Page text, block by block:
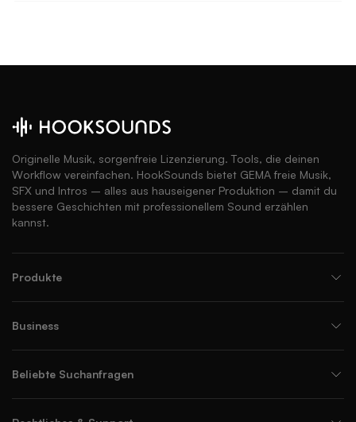
Originelle Musik, sorgenfreie Lizenzierung. Tools, die deinen
Workflow vereinfachen. HookSounds bietet GEMA freie Musik,
SFX und Intros – alles aus hauseigener Produktion – damit du
bessere Geschichten mit professionellem Sound erzählen
kannst.
Produkte
Business
Beliebte Suchanfragen